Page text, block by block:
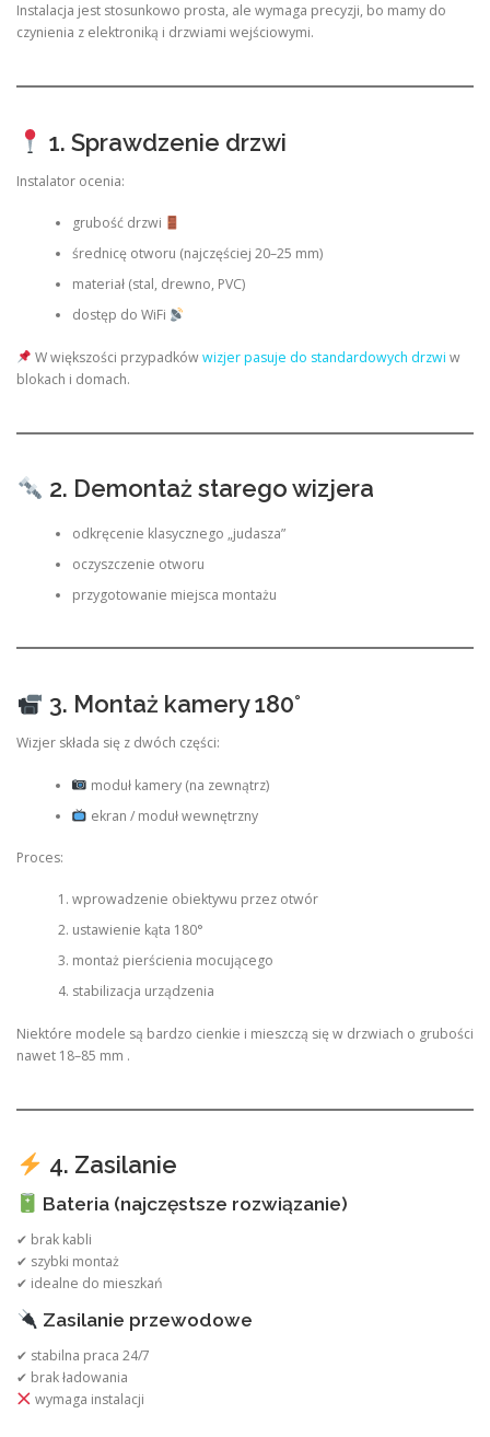
Instalacja jest stosunkowo prosta, ale wymaga precyzji, bo mamy do
czynienia z elektroniką i drzwiami wejściowymi.
1. Sprawdzenie drzwi
Instalator ocenia:
grubość drzwi
średnicę otworu (najczęściej 20–25 mm)
materiał (stal, drewno, PVC)
dostęp do WiFi
W większości przypadkówwizjer pasuje do standardowych drzwi w
blokach i domach.
2. Demontaż starego wizjera
odkręcenie klasycznego „judasza”
oczyszczenie otworu
przygotowanie miejsca montażu
3. Montaż kamery 180°
Wizjer składa się z dwóch części:
moduł kamery (na zewnątrz)
ekran / moduł wewnętrzny
Proces:
wprowadzenie obiektywu przez otwór
ustawienie kąta 180°
montaż pierścienia mocującego
stabilizacja urządzenia
Niektóre modele są bardzo cienkie i mieszczą się w drzwiach o grubości
nawet 18–85 mm .
4. Zasilanie
Bateria (najczęstsze rozwiązanie)
✔ brak kabli
✔ szybki montaż
✔ idealne do mieszkań
Zasilanie przewodowe
✔ stabilna praca 24/7
✔ brak ładowania
wymaga instalacji